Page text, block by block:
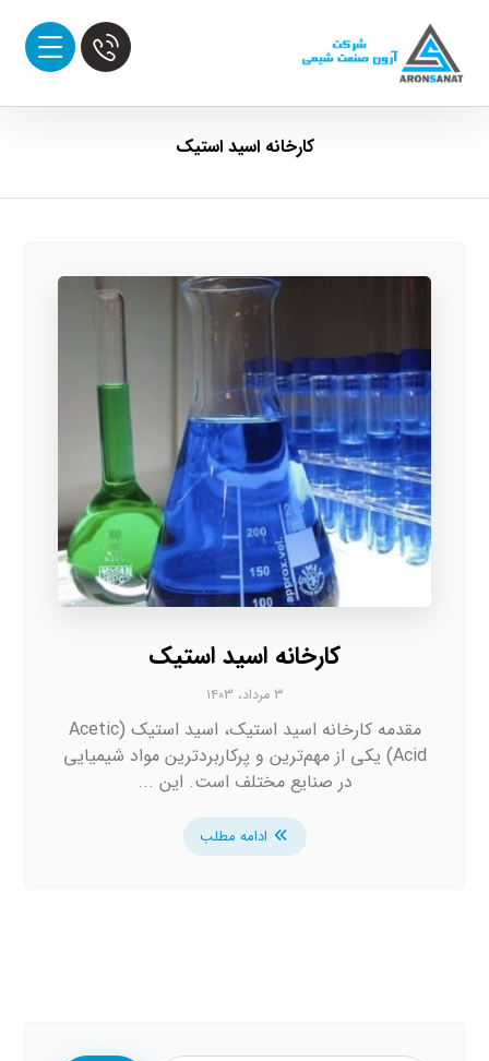
کارخانه اسید استیک
کارخانه اسید استیک
۳ مرداد، ۱۴۰۳
مقدمه کارخانه اسید استیک، اسید استیک (Acetic
Acid) یکی از مهم‌ترین و پرکاربردترین مواد شیمیایی
در صنایع مختلف است. این ...
ادامه مطلب